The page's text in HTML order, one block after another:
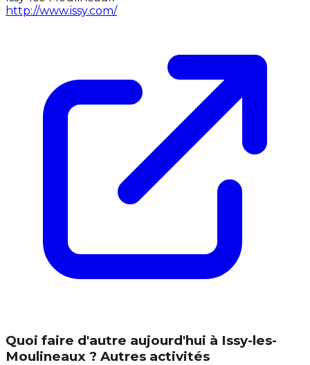
http://www.issy.com/
Quoi faire d'autre aujourd'hui à Issy-les-
Moulineaux ? Autres activités